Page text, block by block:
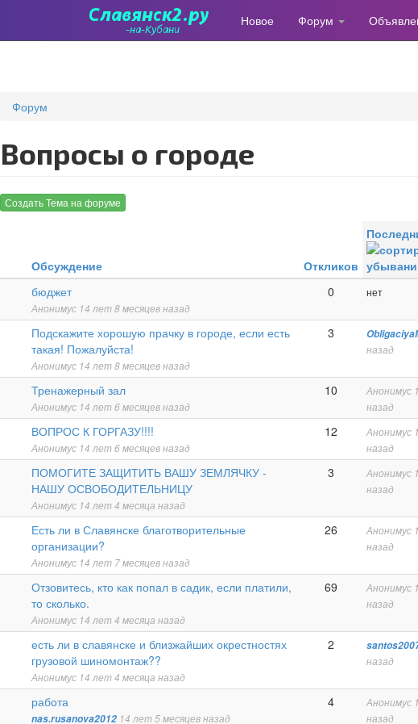
Новое Форум
Форум
Вопросы о городе
Создать Тема на форуме
Обсуждение Откликов
Обычнаябюджет
Анонимус 14 лет 8 месяцев назад
0 нет
ОбычнаяПодскажите хорошую прачку в городе, если есть
такая! Пожалуйста!
Анонимус 14 лет 8 месяцев назад
3
назад
ОбычнаяТренажерный зал
Анонимус 14 лет 6 месяцев назад
10 Анонимус
назад
ОбычнаяВОПРОС К ГОРГАЗУ!!!!
Анонимус 14 лет 6 месяцев назад
12 Анонимус
назад
ОбычнаяПОМОГИТЕ ЗАЩИТИТЬ ВАШУ ЗЕМЛЯЧКУ -
НАШУ ОСВОБОДИТЕЛЬНИЦУ
Анонимус 14 лет 4 месяца назад
3 Анонимус
назад
ГорячаяЕсть ли в Славянске благотворительные
организации?
Анонимус 14 лет 7 месяцев назад
26 Анонимус
назад
ГорячаяОтзовитесь, кто как попал в садик, если платили,
то сколько.
Анонимус 14 лет 4 месяца назад
69 Анонимус
назад
Обычнаяесть ли в славянске и близжайших окрестностях
грузовой шиномонтаж??
Анонимус 14 лет 4 месяца назад
2
назад
Обычная
работа
nas.rusanova2012 14 лет 5 месяцев назад
4 Анонимус
назад